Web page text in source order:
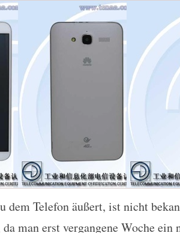
dem Telefon äußert, ist nicht
man erst vergangene Woche